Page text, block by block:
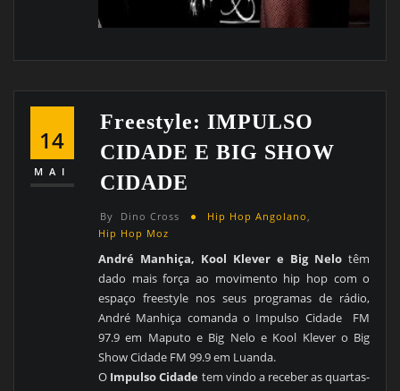
14
MAI
Freestyle: IMPULSO
CIDADE E BIG SHOW
CIDADE
By Dino Cross Hip Hop Angolano ,
Hip Hop Moz
André Manhiça, Kool Klever e Big Nelo têm
dado mais força ao movimento hip hop com o
espaço freestyle nos seus programas de rádio,
André Manhiça comanda o Impulso Cidade FM
97.9 em Maputo e Big Nelo e Kool Klever o Big
Show Cidade FM 99.9 em Luanda.
O Impulso Cidade tem vindo a receber as quartas-